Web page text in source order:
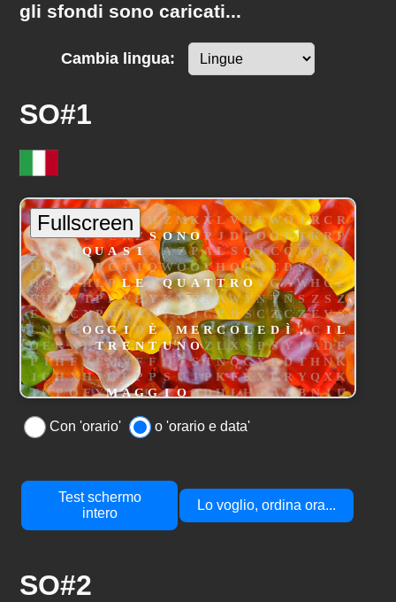
gli sfondi sono caricati...
Cambia lingua:
SO#1
Con 'orario' o 'orario e data'
Test schermo
intero
Lo voglio, ordina ora...
SO#2